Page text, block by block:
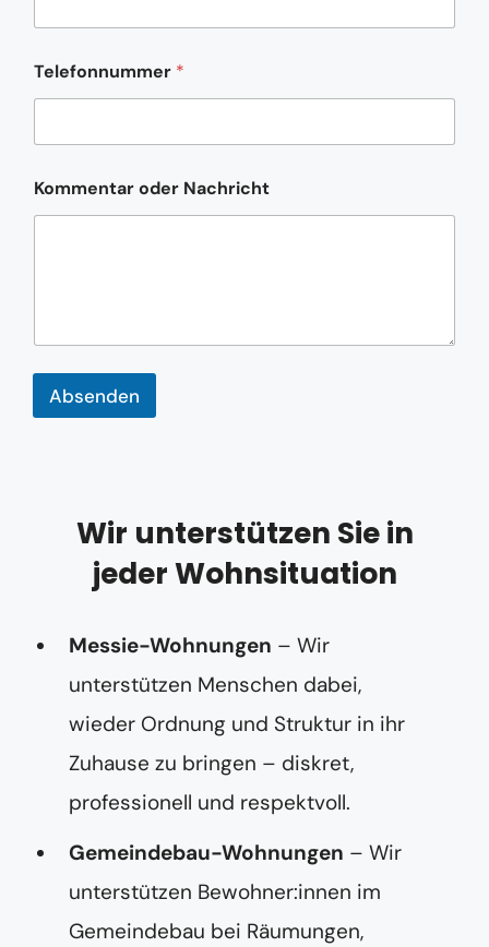
t
r
o
n
r
Telefonnummer *
Kommentar oder Nachricht
Absenden
Wir unterstützen Sie in
jeder Wohnsituation
Messie-Wohnungen – Wir
unterstützen Menschen dabei,
wieder Ordnung und Struktur in ihr
Zuhause zu bringen – diskret,
professionell und respektvoll.
Gemeindebau-Wohnungen – Wir
unterstützen Bewohner:innen im
Gemeindebau bei Räumungen,